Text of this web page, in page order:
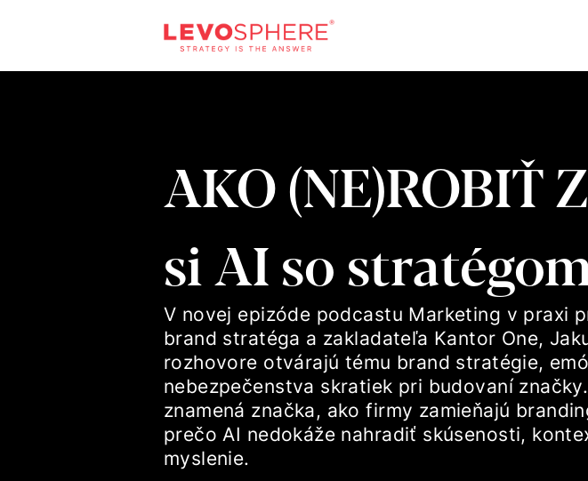
AKO (NE)ROBIŤ
si AI so
V novej epizóde podcastu Marketing v praxi
brand stratéga a zakladateľa Kantor One,
rozhovore otvárajú tému brand stratégie,
nebezpečenstva skratiek pri budovaní
znamená značka, ako firmy zamieňajú
prečo AI nedokáže nahradiť skúsenosti,
myslenie.